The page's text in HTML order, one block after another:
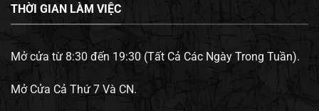
THỜI GIAN LÀM VIỆC
Mở cửa từ 8:30 đến 19:30 (Tất Cả Các Ngày Trong Tuần).
Mở Cửa Cả Thứ 7 Và CN.